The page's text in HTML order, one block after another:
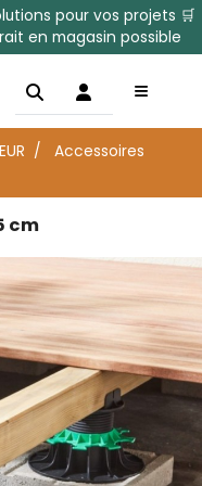
pour vos projets 🛒
en magasin possible
Accessoires
cm